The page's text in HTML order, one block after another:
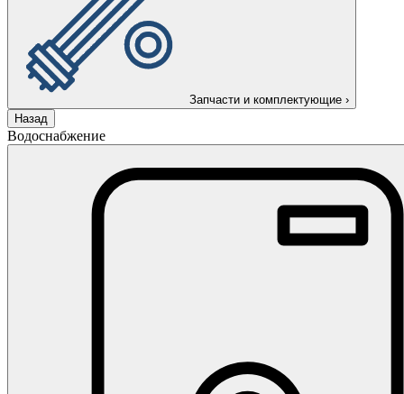
Запчасти и комплектующие ›
Назад
Водоснабжение